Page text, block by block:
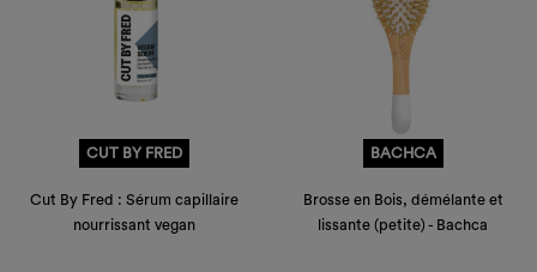
CUT BY FRED
Cut By Fred : Sérum capillaire
nourrissant vegan
BACHCA
Brosse en Bois, démélante et
lissante (petite) - Bachca